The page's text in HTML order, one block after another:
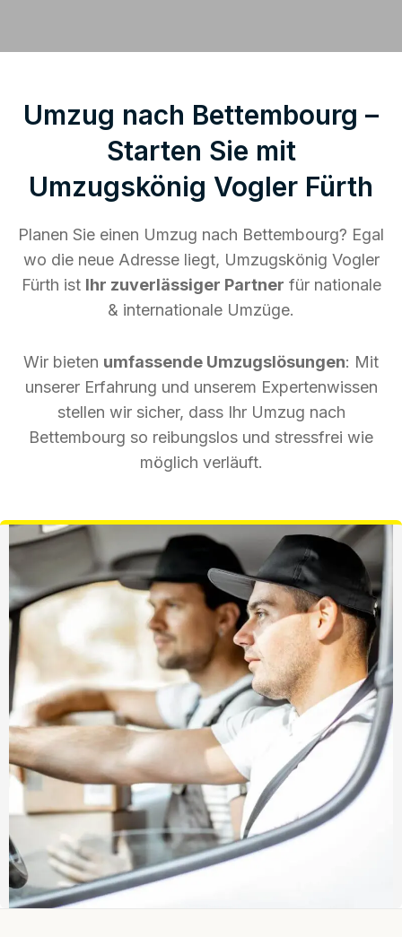
Umzug nach Bettembourg –
Starten Sie mit
Umzugskönig Vogler Fürth
Planen Sie einen Umzug nach Bettembourg? Egal
wo die neue Adresse liegt, Umzugskönig Vogler
Fürth ist Ihr zuverlässiger Partner für nationale
& internationale Umzüge.
Wir bieten umfassende Umzugslösungen: Mit
unserer Erfahrung und unserem Expertenwissen
stellen wir sicher, dass Ihr Umzug nach
Bettembourg so reibungslos und stressfrei wie
möglich verläuft.